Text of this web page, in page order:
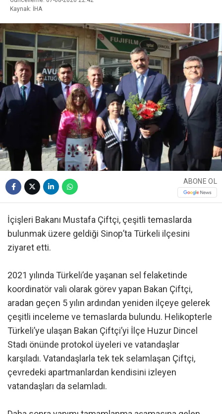
Kaynak: İHA
ABONE OL
İçişleri Bakanı Mustafa Çiftçi, çeşitli temaslarda
bulunmak üzere geldiği Sinop’ta Türkeli ilçesini
ziyaret etti.
2021 yılında Türkeli’de yaşanan sel felaketinde
koordinatör vali olarak görev yapan Bakan Çiftçi,
aradan geçen 5 yılın ardından yeniden ilçeye gelerek
çeşitli inceleme ve temaslarda bulundu. Helikopterle
Türkeli’ye ulaşan Bakan Çiftçi’yi İlçe Huzur Dincel
Stadı önünde protokol üyeleri ve vatandaşlar
karşıladı. Vatandaşlarla tek tek selamlaşan Çiftçi,
çevredeki apartmanlardan kendisini izleyen
vatandaşları da selamladı.